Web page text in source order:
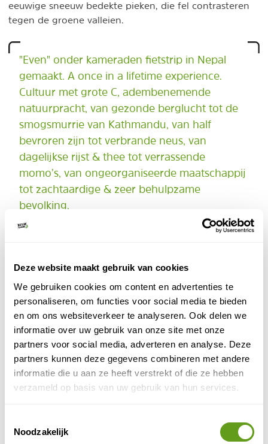
Deze website maakt gebruik van cookies
We gebruiken cookies om content en advertenties te
personaliseren, om functies voor social media te bieden
en om ons websiteverkeer te analyseren. Ook delen we
informatie over uw gebruik van onze site met onze
partners voor social media, adverteren en analyse. Deze
partners kunnen deze gegevens combineren met andere
informatie die u aan ze heeft verstrekt of die ze hebben
verzameld op basis van uw gebruik van hun services.
Noodzakelijk
eeuwige sneeuw bedekte pieken, die fel contrasteren
tegen de groene valleien.
"Even" onder kameraden fietstrip in Nepal
gemaakt. A once in a lifetime experience.
Cultuur met grote C, adembenemende
natuurpracht, van gezonde berglucht tot de
smogsmurrie van Kathmandu, van half
bevroren zijn tot verbrande neus, van
dagelijkse rijst & thee tot verrassende
momo’s, van ongeorganiseerde maatschappij
tot zachtaardige & zeer behulpzame
bevolking.
Ik zou bijna de impact van de hoogte
gek misschien. Maar af en toe eens uit die
comfortzone treden, doet je toch beseffen
hoe goed we het hier wel hebben. It works
for me! - David Volkaerts
2. Fietsen naar Chitwan National Park
Een fietsvakantie van Kathmandu naar het zuiden van
Nepal is een unieke ervaring. De grote diversiteit tussen
natuur in Chitwan biedt een onvergetelijke fietsreis.
Fiets vanaf de hoofdstad door de Kathmandu-Vallei